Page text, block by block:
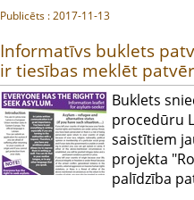
Publicēts : 2017-11-13
Informatīvs buklets
ir tiesības meklēt
Buklets
procedūru
saistītiem
projekta
palīdzība